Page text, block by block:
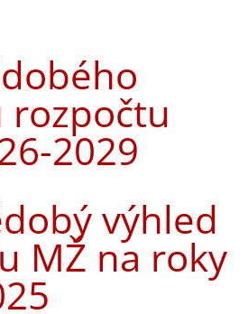
rozpočtu
2029
výhled
MŽ na roky